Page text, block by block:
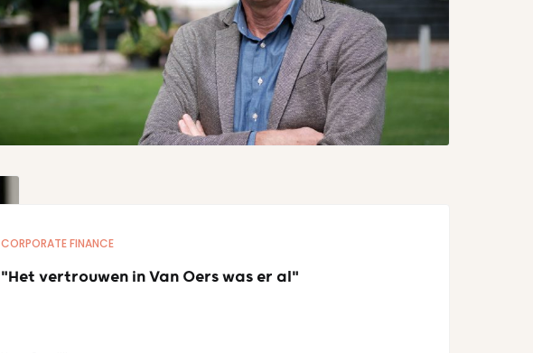
CORPORATE FINANCE
"Het vertrouwen in Van Oers was er al"